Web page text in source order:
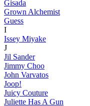
Gisada
Grown Alchemist
Guess
I
Issey Miyake
J
Jil Sander
Jimmy Choo
John Varvatos
Joop!
Juicy Couture
Juliette Has A Gun